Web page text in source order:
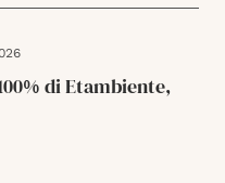
di Etambiente,